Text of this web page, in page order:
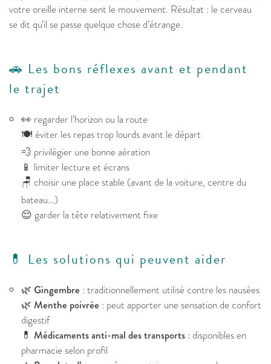
votre oreille interne sent le mouvement. Résultat : le cerveau
se dit qu’il se passe quelque chose d’étrange.
🚗 Les bons réflexes avant et pendant
le trajet
👀 regarder l’horizon ou la route
🍽️ éviter les repas trop lourds avant le départ
💨 privilégier une bonne aération
📱 limiter lecture et écrans
🪑 choisir une place stable (avant de la voiture, centre du
bateau…)
😌 garder la tête relativement fixe
💊 Les solutions qui peuvent aider
🌿 Gingembre : traditionnellement utilisé contre les nausées
🌿 Menthe poivrée : peut apporter une sensation de confort
digestif
💊 Médicaments anti-mal des transports : disponibles en
pharmacie selon profil